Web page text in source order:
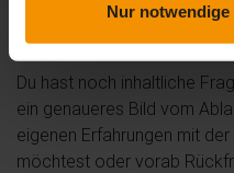
Nur
Kommentare
Du hast noch inhaltliche
ein genaueres Bild vom
eigenen Erfahrungen mit
möchtest oder vorab